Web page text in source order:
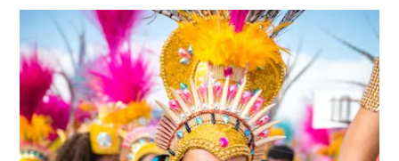
Kindvriendelijk
Kultuur
&
Eten
Plan
Je
Trip